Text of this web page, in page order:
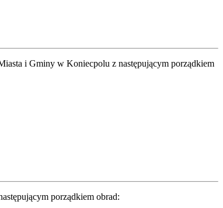
i Gminy w Koniecpolu z następującym porządkiem
porządkiem obrad: